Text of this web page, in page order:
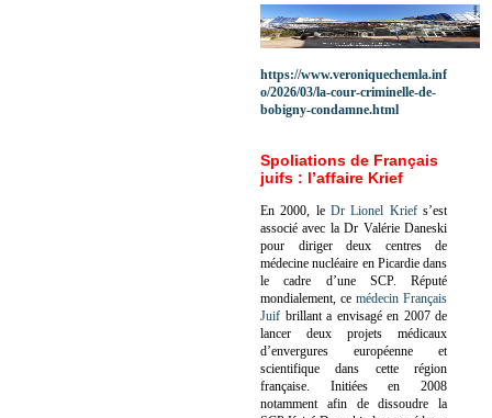
https://www.veroniquechemla.inf
o/2026/03/la-cour-criminelle-de-
bobigny-condamne.html
Spoliations de Français
juifs : l’affaire Krief
En 2000, le Dr Lionel Kriefs’est
associé avec la Dr Valérie Daneski
pour diriger deux centres de
médecine nucléaire en Picardie dans
le cadre d’une SCP. Réputé
mondialement, ce médecin Français
Juif brillant a envisagé en 2007 de
lancer deux projets médicaux
d’envergures européenne et
scientifique dans cette région
française. Initiées en 2008
notamment afin de dissoudre la